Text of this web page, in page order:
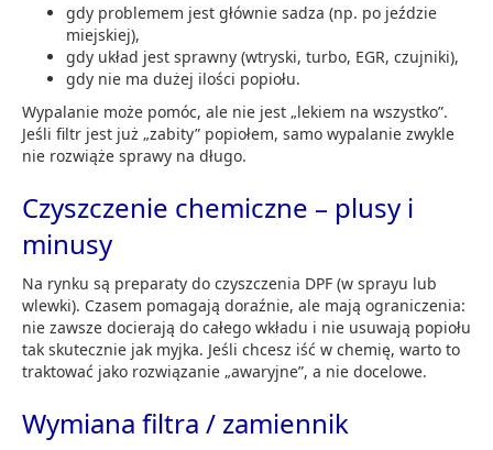
gdy problemem jest głównie sadza (np. po jeździe
miejskiej),
gdy układ jest sprawny (wtryski, turbo, EGR, czujniki),
gdy nie ma dużej ilości popiołu.
Wypalanie może pomóc, ale nie jest „lekiem na wszystko”.
Jeśli filtr jest już „zabity” popiołem, samo wypalanie zwykle
nie rozwiąże sprawy na długo.
Czyszczenie chemiczne – plusy i
minusy
Na rynku są preparaty do czyszczenia DPF (w sprayu lub
wlewki). Czasem pomagają doraźnie, ale mają ograniczenia:
nie zawsze docierają do całego wkładu i nie usuwają popiołu
tak skutecznie jak myjka. Jeśli chcesz iść w chemię, warto to
traktować jako rozwiązanie „awaryjne”, a nie docelowe.
Wymiana filtra / zamiennik